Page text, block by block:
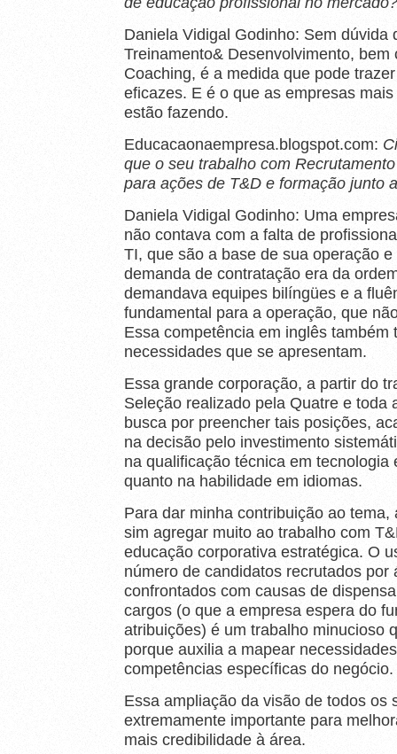
Daniela Vidigal Godinho: Sem dúvida
Treinamento& Desenvolvimento,
Coaching, é a medida que pode
eficazes. E é o que as empresas mais
estão fazendo.
Educacaonaempresa.blogspot.com:
que o seu trabalho com
para ações de T&D e formação junto
Daniela Vidigal Godinho: Uma
não contava com a falta de
TI, que são a base de sua operação
demanda de contratação era da
demandava equipes bilíngües e a
fundamental para a operação, que
Essa competência em inglês também
necessidades que se apresentam.
Essa grande corporação, a partir do
Seleção realizado pela Quatre e toda
busca por preencher tais posições,
na decisão pelo investimento
na qualificação técnica em tecnologia
quanto na habilidade em idiomas.
Para dar minha contribuição ao
sim agregar muito ao trabalho com
educação corporativa estratégica. O
número de candidatos recrutados por
confrontados com causas de
cargos (o que a empresa espera do
atribuições) é um trabalho minucioso
porque auxilia a mapear
competências específicas do negócio.
Essa ampliação da visão de todos os
extremamente importante para
mais credibilidade à área.